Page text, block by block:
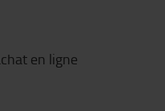
en ligne